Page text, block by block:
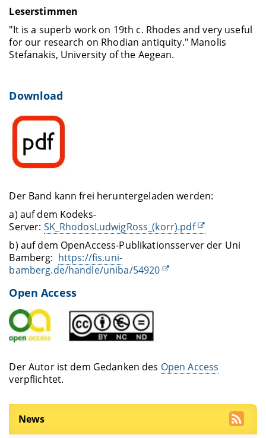
Leserstimmen
"It is a superb work on 19th c. Rhodes and very useful
for our research on Rhodian antiquity." Manolis
Stefanakis, University of the Aegean.
Download
Der Band kann frei heruntergeladen werden:
a) auf dem Kodeks-
Server: SK_RhodosLudwigRoss_(korr).pdf
b) auf dem OpenAccess-Publikationsserver der Uni
Bamberg: https://fis.uni-
bamberg.de/handle/uniba/54920
Open Access
Der Autor ist dem Gedanken des Open Access
verpflichtet.
News